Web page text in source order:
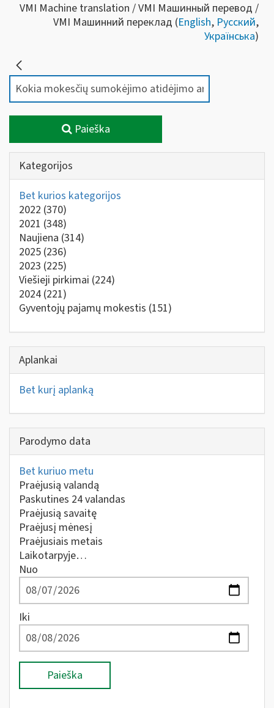
VMI Machine translation / VMI Машинный перевод /
VMI Машинний переклад (English, Русский,
Українська)
Paieška
Kategorijos
Bet kurios kategorijos
2022 (370)
2021 (348)
Naujiena (314)
2025 (236)
2023 (225)
Viešieji pirkimai (224)
2024 (221)
Gyventojų pajamų mokestis (151)
Aplankai
Bet kurį aplanką
Parodymo data
Bet kuriuo metu
Praėjusią valandą
Paskutines 24 valandas
Praėjusią savaitę
Praėjusį mėnesį
Praėjusiais metais
Laikotarpyje…
Nuo
Iki
Paieška